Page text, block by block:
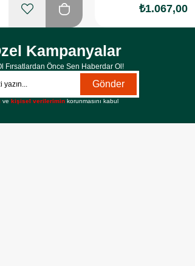
₺1.067,00
Kampanyalar
Fırsatlardan Önce Sen Haberdar Ol!
Gönder
vekişisel verilerimin korunmasını kabul